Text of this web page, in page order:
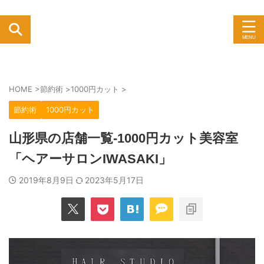
HOME >節約術 >1000円カット >
節約術 1000円カット
山形県の店舗一覧-1000円カット美容室
「ヘアーサロンIWASAKI」
2019年8月9日 2023年5月17日